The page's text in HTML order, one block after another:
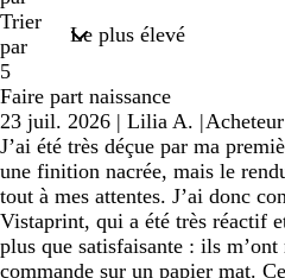
Trier
par
5
Faire part naissance
23 juil. 2026 | Lilia A. |
J’ai été très déçue par ma
une finition nacrée, mais le
tout à mes attentes. J’ai donc
Vistaprint, qui a été très réactif
plus que satisfaisante : ils
commande sur un papier mat.